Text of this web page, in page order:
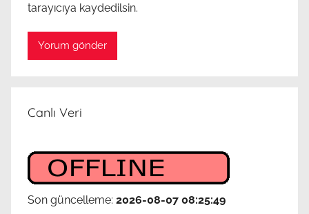
ε
ο
α
ς
tarayıcıya kaydedilsin.
Canlı Veri
Son güncelleme: 2026-08-07 08:25:49